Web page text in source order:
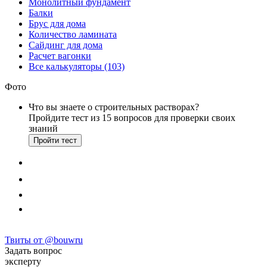
Балки
Брус для дома
Количество ламината
Сайдинг для дома
Расчет вагонки
Все калькуляторы (103)
Фото
Что вы знаете о строительных растворах?
Пройдите тест из 15 вопросов для проверки своих
знаний
Пройти тест
Твиты от @bouwru
Задать вопрос
эксперту